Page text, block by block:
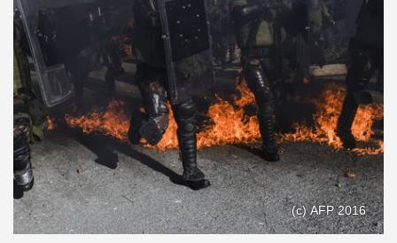
(с) AFP 2016